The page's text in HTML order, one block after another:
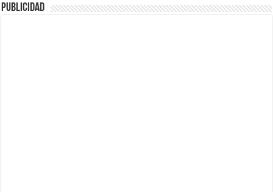
Publicidad